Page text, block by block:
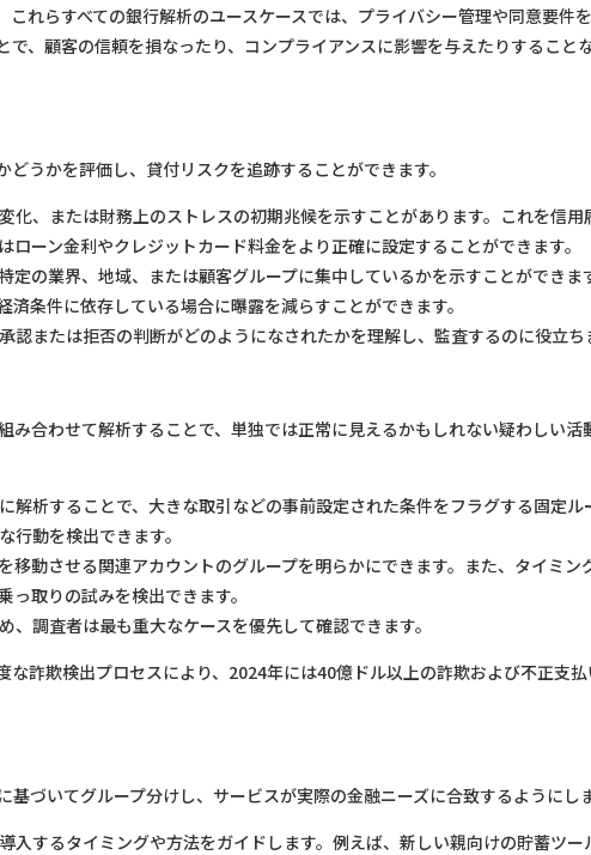
れらすべての銀行解析のユースケースでは、プライバシー管理や同意要件
、顧客の信頼を損なったり、コンプライアンスに影響を与えたりすること
うかを評価し、貸付リスクを追跡することができます。
化、または財務上のストレスの初期兆候を示すことがあります。これを信用
ーン金利やクレジットカード料金をより正確に設定することができます。
定の業界、地域、または顧客グループに集中しているかを示すことができま
条件に依存している場合に曝露を減らすことができます。
認または拒否の判断がどのようになされたかを理解し、監査するのに役立ち
み合わせて解析することで、単独では正常に見えるかもしれない疑わしい活
解析することで、大きな取引などの事前設定された条件をフラグする固定ル
行動を検出できます。
移動させる関連アカウントのグループを明らかにできます。また、タイミン
取りの試みを検出できます。
調査者は最も重大なケースを優先して確認できます。
な詐欺検出プロセスにより、2024年には40億ドル以上の詐欺および不正支
づいてグループ分けし、サービスが実際の金融ニーズに合致するようにし
入するタイミングや方法をガイドします。例えば、新しい親向けの貯蓄ツー